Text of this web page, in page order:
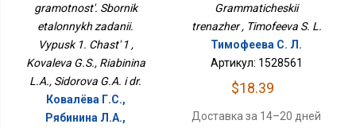
gramotnost'. Sbornik
etalonnykh zadanii.
Vypusk 1. Chast' 1 ,
Kovaleva G.S., Riabinina
L.A., Sidorova G.A. i dr.
Ковалёва Г.С.,
Рябинина Л.А.,
Grammaticheskii
trenazher , Timofeeva S. L.
Тимофеева С. Л.
Артикул: 1528561
$18.39
Доставка за 14–20 дней